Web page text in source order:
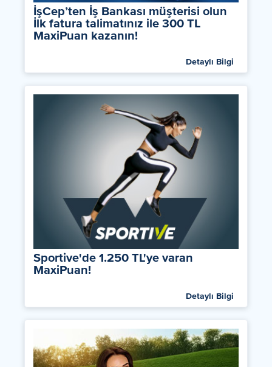
İşCep’ten İş Bankası müşterisi olun
İlk fatura talimatınız ile 300 TL
MaxiPuan kazanın!
Detaylı Bilgi
Sportive'de 1.250 TL'ye varan
MaxiPuan!
Detaylı Bilgi